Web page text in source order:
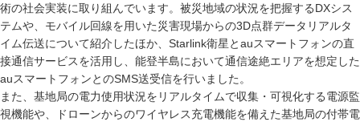
術の社会実装に取り組んでいます。被災地域の状況を把握するDXシス
テムや、モバイル回線を用いた災害現場からの3D点群データリアルタ
イム伝送について紹介したほか、Starlink衛星とauスマートフォンの直
接通信サービスを活用し、能登半島において通信途絶エリアを想定した
auスマートフォンとのSMS送受信を行いました。
また、基地局の電力使用状況をリアルタイムで収集・可視化する電源監
視機能や、ドローンからのワイヤレス充電機能を備えた基地局の付帯電